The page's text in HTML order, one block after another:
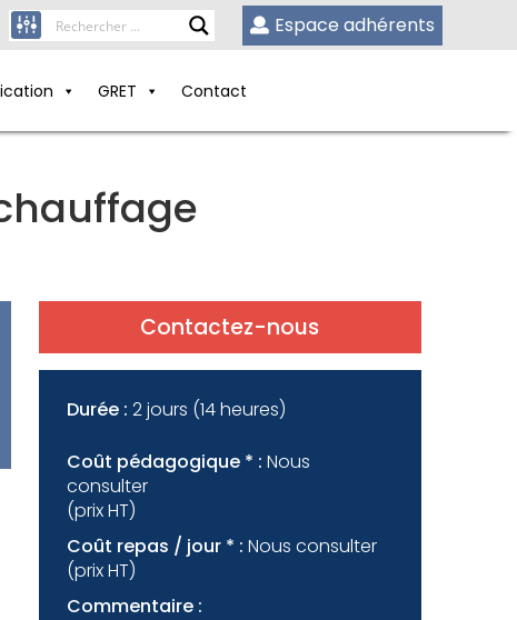
Espace adhérents
GRET Contact
Contactez-nous
Durée : 2 jours (14 heures)
Coût pédagogique * : Nous
consulter
(prix HT)
Coût repas / jour * : Nous consulter
(prix HT)
Commentaire :